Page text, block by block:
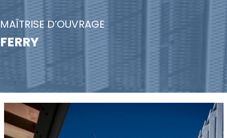
MAÎTRISE D’OUVRAGE
FERRY